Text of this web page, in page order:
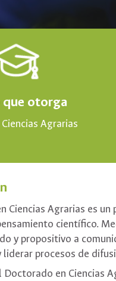
otorga
Agrarias
Ciencias Agrarias es
científico.
y propositivo a
procesos de
en Ciencias